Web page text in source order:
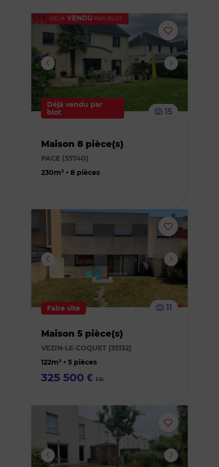
Ajouter
ou
supprimer
Déjà vendu par
blot
15
Maison 8 pièce(s)
PACE (35740)
230m² • 8 pièces
Ajouter
ou
supprimer
Faire vite 11
Maison 5 pièce(s)
VEZIN-LE-COQUET (35132)
122m² • 5 pièces
325 500 € FAI
Ajouter
ou